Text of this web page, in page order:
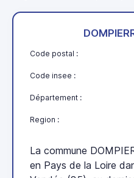
Code postal :
Code insee :
Département :
Region :
La commune
en Pays de la Loire